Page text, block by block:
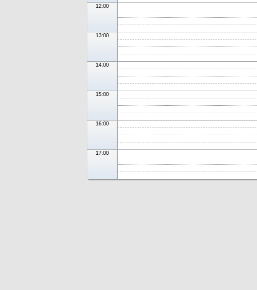
12:00
13:00
14:00
15:00
16:00
17:00